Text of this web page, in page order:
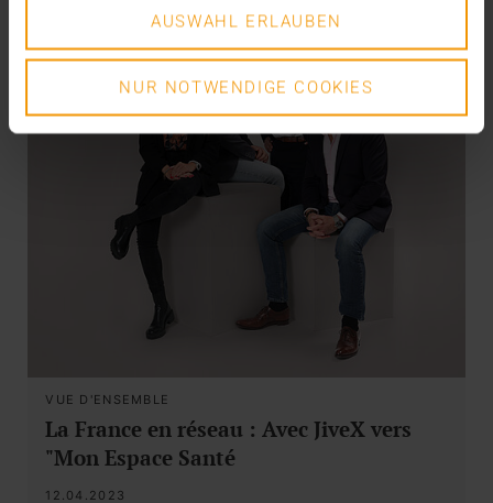
AUSWAHL ERLAUBEN
NUR NOTWENDIGE COOKIES
VUE D'ENSEMBLE
La France en réseau : Avec JiveX vers
"Mon Espace Santé
12.04.2023